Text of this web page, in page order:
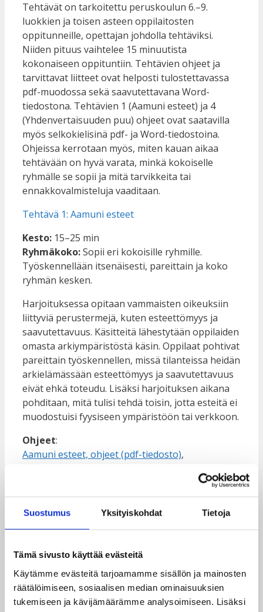
Suostumus Yksityiskohdat Tietoja
Tämä sivusto käyttää evästeitä
Käytämme evästeitä tarjoamamme sisällön ja mainosten
räätälöimiseen, sosiaalisen median ominaisuuksien
tukemiseen ja kävijämäärämme analysoimiseen. Lisäksi
Tehtävät on tarkoitettu peruskoulun 6.–9.
luokkien ja toisen asteen oppilaitosten
oppitunneille, opettajan johdolla tehtäviksi.
Niiden pituus vaihtelee 15 minuutista
kokonaiseen oppituntiin. Tehtävien ohjeet ja
tarvittavat liitteet ovat helposti tulostettavassa
pdf-muodossa sekä saavutettavana Word-
tiedostona. Tehtävien 1 (Aamuni esteet) ja 4
(Yhdenvertaisuuden puu) ohjeet ovat saatavilla
myös selkokielisinä pdf- ja Word-tiedostoina.
Ohjeissa kerrotaan myös, miten kauan aikaa
tehtävään on hyvä varata, minkä kokoiselle
ryhmälle se sopii ja mitä tarvikkeita tai
ennakkovalmisteluja vaaditaan.
Tehtävä 1: Aamuni esteet
Kesto: 15–25 min
Ryhmäkoko:Sopii eri kokoisille ryhmille.
Työskennellään itsenäisesti, pareittain ja koko
ryhmän kesken.
Harjoituksessa opitaan vammaisten oikeuksiin
liittyviä perustermejä, kuten esteettömyys ja
saavutettavuus. Käsitteitä lähestytään oppilaiden
omasta arkiympäristöstä käsin. Oppilaat pohtivat
pareittain työskennellen, missä tilanteissa heidän
arkielämässään esteettömyys ja saavutettavuus
eivät ehkä toteudu. Lisäksi harjoituksen aikana
pohditaan, mitä tulisi tehdä toisin, jotta esteitä ei
muodostuisi fyysiseen ympäristöön tai verkkoon.
Ohjeet:
Aamuni esteet, ohjeet (pdf-tiedosto),
Aamuni esteet, selkokielinen pdf-tiedosto,
Aamuni esteet, selkokielinen Word-tiedosto.
Kesto:
30–40 min
Ryhmäkoko:
Työskennellään pareittain.
Harjoituksessa oppilaat tutustuvat pareittain